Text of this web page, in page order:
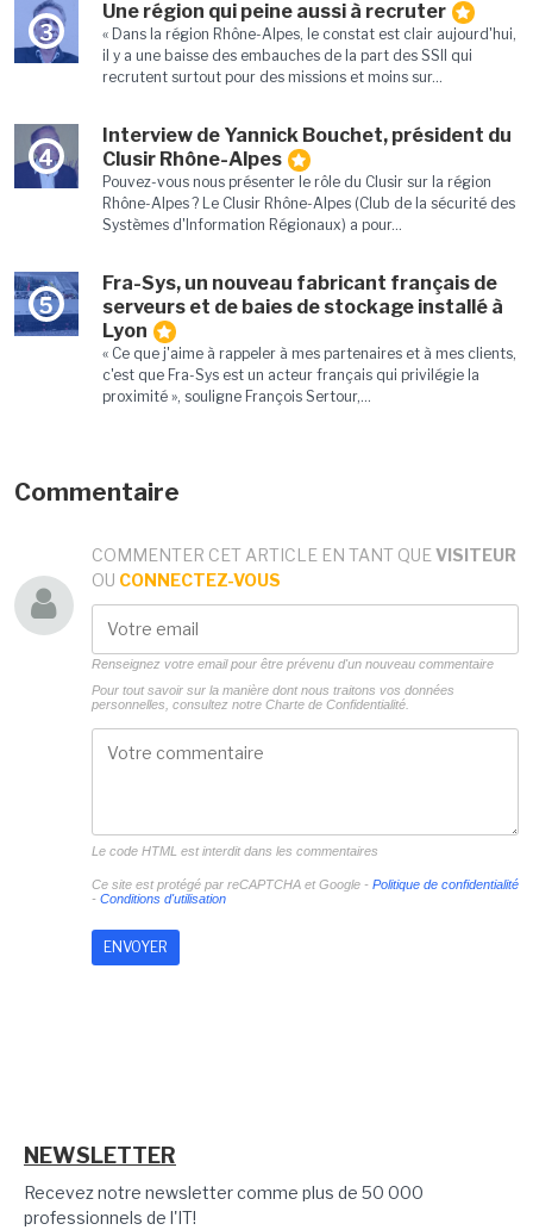
3
Une région qui peine aussi à recruter
« Dans la région Rhône-Alpes, le constat est clair aujourd'hui,
il y a une baisse des embauches de la part des SSII qui
recrutent surtout pour des missions et moins sur...
4
Interview de Yannick Bouchet, président du
Clusir Rhône-Alpes
Pouvez-vous nous présenter le rôle du Clusir sur la région
Rhône-Alpes ? Le Clusir Rhône-Alpes (Club de la sécurité des
Systèmes d'Information Régionaux) a pour...
5
Fra-Sys, un nouveau fabricant français de
serveurs et de baies de stockage installé à
Lyon
« Ce que j'aime à rappeler à mes partenaires et à mes clients,
c'est que Fra-Sys est un acteur français qui privilégie la
proximité », souligne François Sertour,...
Commentaire
COMMENTER CET ARTICLE EN TANT QUE VISITEUR
OU CONNECTEZ-VOUS
Renseignez votre email pour être prévenu d'un nouveau commentaire
Pour tout savoir sur la manière dont nous traitons vos données
personnelles, consultez notre Charte de Confidentialité.
Le code HTML est interdit dans les commentaires
Ce site est protégé par reCAPTCHA et Google - Politique de confidentialité
- Conditions d'utilisation
NEWSLETTER
Recevez notre newsletter comme plus de 50 000
professionnels de l'IT!